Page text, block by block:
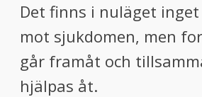
Det finns i nuläget
mot sjukdomen, men
går framåt och
hjälpas åt.